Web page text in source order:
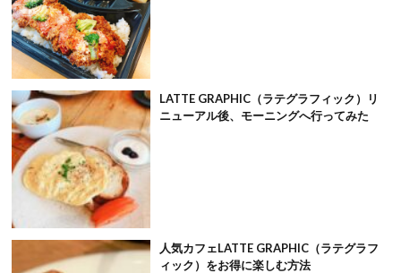
LATTE GRAPHIC（ラテグラフィック）リ
ニューアル後、モーニングへ行ってみた
人気カフェLATTE GRAPHIC（ラテグラフ
ィック）をお得に楽しむ方法